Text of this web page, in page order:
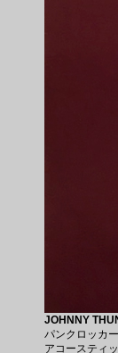
JOHNNY
パンクロッカ
アコースティ